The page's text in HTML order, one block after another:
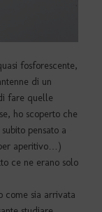
fosforescente,
di un
fare quelle
ho scoperto che
pensato a
aperitivo…)
ce ne erano solo
come sia arrivata